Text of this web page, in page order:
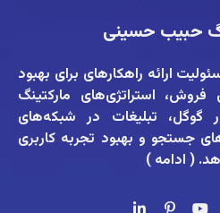
حبیب حسینی
ارائه راهکارهای برای بهبود
استراتژی‌های مارکتینگ
گوگل، تبلیغات در شبکه‌های
جستجو و بهبود تجربه کاربری
( ادامه )